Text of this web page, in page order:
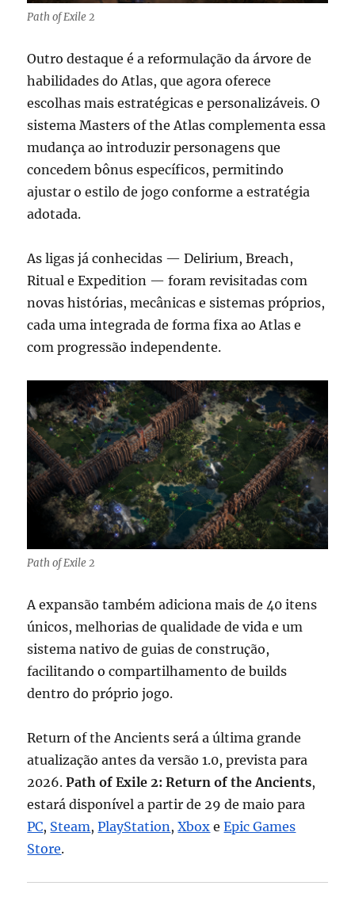
Path of Exile 2
Outro destaque é a reformulação da árvore de
habilidades do Atlas, que agora oferece
escolhas mais estratégicas e personalizáveis. O
sistema Masters of the Atlas complementa essa
mudança ao introduzir personagens que
concedem bônus específicos, permitindo
ajustar o estilo de jogo conforme a estratégia
adotada.
As ligas já conhecidas — Delirium, Breach,
Ritual e Expedition — foram revisitadas com
novas histórias, mecânicas e sistemas próprios,
cada uma integrada de forma fixa ao Atlas e
com progressão independente.
Path of Exile 2
A expansão também adiciona mais de 40 itens
únicos, melhorias de qualidade de vida e um
sistema nativo de guias de construção,
facilitando o compartilhamento de builds
dentro do próprio jogo.
Return of the Ancients será a última grande
atualização antes da versão 1.0, prevista para
2026.Path of Exile 2: Return of the Ancients,
estará disponível a partir de 29 de maio para
PC, Steam,PlayStation,Xbox eEpic Games
Store.